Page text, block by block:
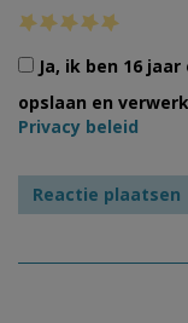
Ja, ik ben 16
opslaan en
Privacy beleid